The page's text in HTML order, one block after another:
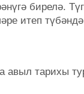
бирелә.
итеп
авыл тарихы